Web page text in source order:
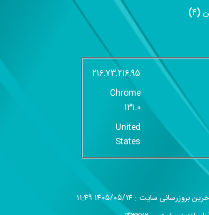
(
4
)
سایت - خلاصه
216.73.216.95
Chrome
131.0
United
States
بروزرسانی سایت : 1405/05/14 11:49